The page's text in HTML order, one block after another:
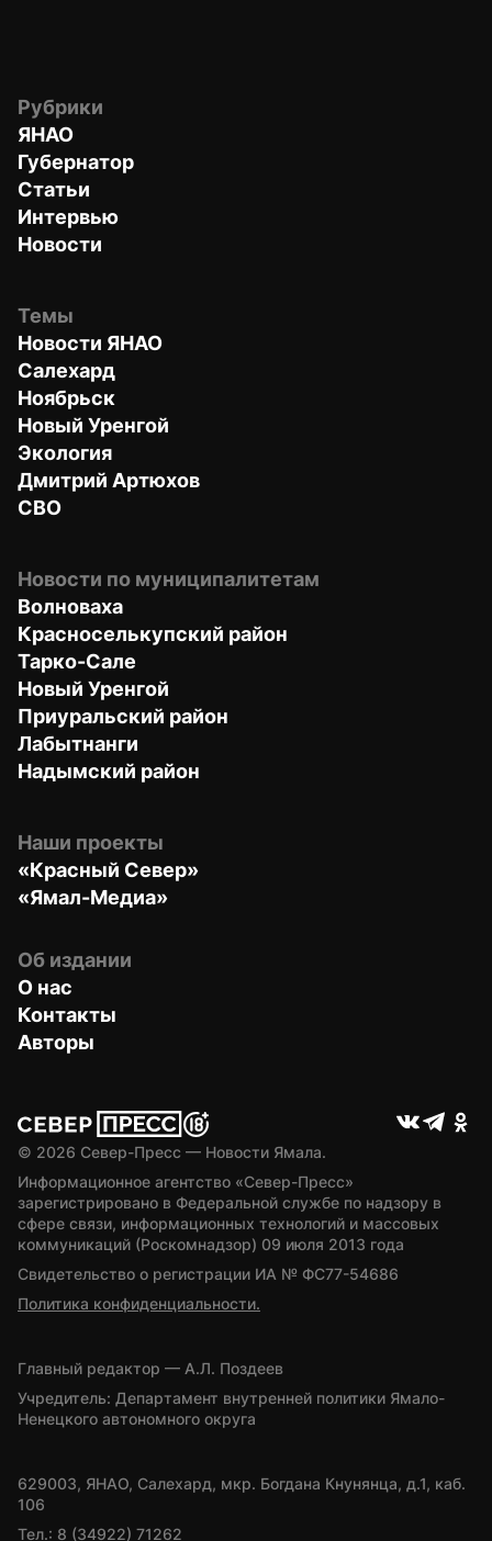
Рубрики
ЯНАО
Губернатор
Статьи
Интервью
Новости
Темы
Новости ЯНАО
Салехард
Ноябрьск
Новый Уренгой
Экология
Дмитрий Артюхов
СВО
Новости по муниципалитетам
Волноваха
Красноселькупский район
Тарко-Сале
Новый Уренгой
Приуральский район
Лабытнанги
Надымский район
Наши проекты
«Красный Север»
«Ямал-Медиа»
Об издании
О нас
Контакты
Авторы
© 2026 Север-Пресс — Новости Ямала.
Информационное агентство «Север-Пресс»
зарегистрировано в Федеральной службе по надзору в
сфере связи, информационных технологий и массовых
коммуникаций (Роскомнадзор) 09 июля 2013 года
Свидетельство о регистрации ИА № ФС77-54686
Политика конфиденциальности.
Главный редактор — А.Л. Поздеев
Учредитель: Департамент внутренней политики Ямало-
Ненецкого автономного округа
629003, ЯНАО, Салехард, мкр. Богдана Кнунянца, д.1, каб.
106
Тел.: 8 (34922) 71262